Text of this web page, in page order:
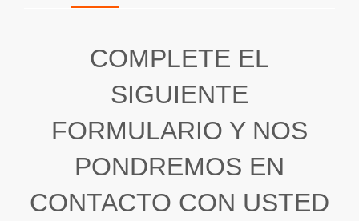
COMPLETE EL
SIGUIENTE
FORMULARIO Y NOS
PONDREMOS EN
CONTACTO CON USTED